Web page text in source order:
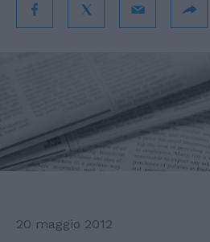
20 maggio 2012